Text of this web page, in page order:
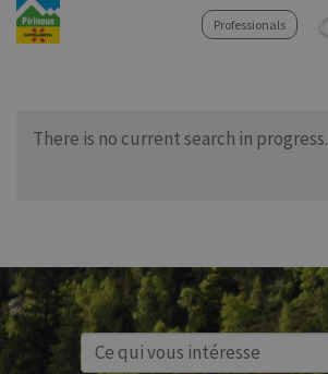
principal
Professionals
There is no current search in progress.